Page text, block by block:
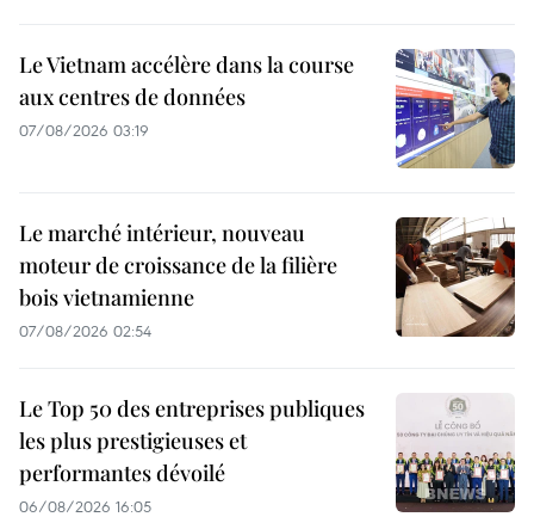
Le Vietnam accélère dans la course
aux centres de données
07/08/2026 03:19
Le marché intérieur, nouveau
moteur de croissance de la filière
bois vietnamienne
07/08/2026 02:54
Le Top 50 des entreprises publiques
les plus prestigieuses et
performantes dévoilé
06/08/2026 16:05